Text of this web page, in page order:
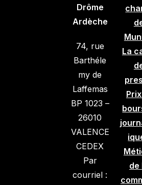
Drôme
Ardèche
74, rue
Barthéle
my de
Laffemas
BP 1023 –
26010
VALENCE
CEDEX
Par
courriel :
La
de